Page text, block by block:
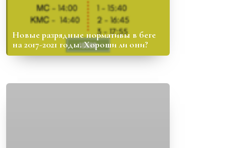
Новые разрядные нормативы в беге
на 2017-2021 годы. Хороши ли они?